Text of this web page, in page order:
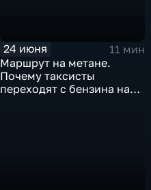
24 июня
11 мин
Маршрут на метане.
Почему таксисты
переходят с бензина на